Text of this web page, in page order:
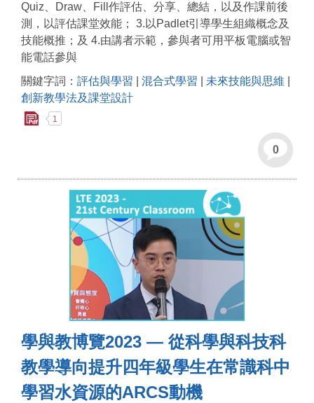
Quiz、Draw、Fill作評估、分享、總結，以及作課前後
測，以評估課堂效能； 3.以Padlet引導學生組織概念及
技能概推；及 4.由講者示範，參與者可用平板電腦或智
能電話參與
關鍵字詞： 評估與學習 混合式學習 未來技能與思維
創新教學法及課堂設計
1
0
學與教博覽2023 — 從科學與科技科
教學導向提升四年級學生在常識科中
學習水資源的ARCS動機